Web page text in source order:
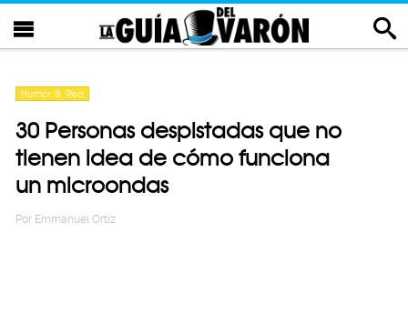
Humor & Risa
30 Personas despistadas que no
tienen idea de cómo funciona
un microondas
Por Emmanuel Ortiz